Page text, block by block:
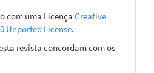
com uma Licença Creative
Unported License.
revista concordam com os